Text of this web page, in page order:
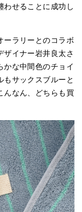
わせることに成功し
ーラリーとのコラボ
ザイナー岩井良太さ
かな中間色のチョイ
もサックスブルーと
んなん、どちらも買